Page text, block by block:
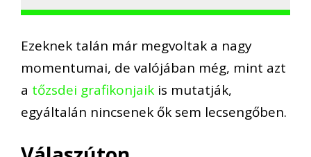
Ezeknek talán már megvoltak a nagy
momentumai, de valójában még, mint azt
a tőzsdei grafikonjaik is mutatják,
egyáltalán nincsenek ők sem lecsengőben.